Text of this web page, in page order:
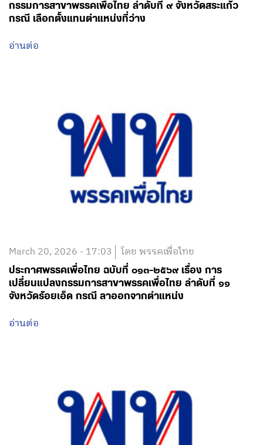
กรรมการสาขาพรรคเพื่อไทย ลำดับที่ ๙ จังหวัดสระแก้ว
กรณี เลือกตั้งแทนตำแหน่งที่ว่าง
อ่านต่อ
March 20, 2026 - 17:03 โดย พรรคเพื่อไทย
ประกาศพรรคเพื่อไทย ฉบับที่ ๐๑๓-๒๕๖๙ เรื่อง การ
เปลี่ยนแปลงกรรมการสาขาพรรคเพื่อไทย ลำดับที่ ๑๑
จังหวัดร้อยเอ็ด กรณี ลาออกจากตำแหน่ง
อ่านต่อ